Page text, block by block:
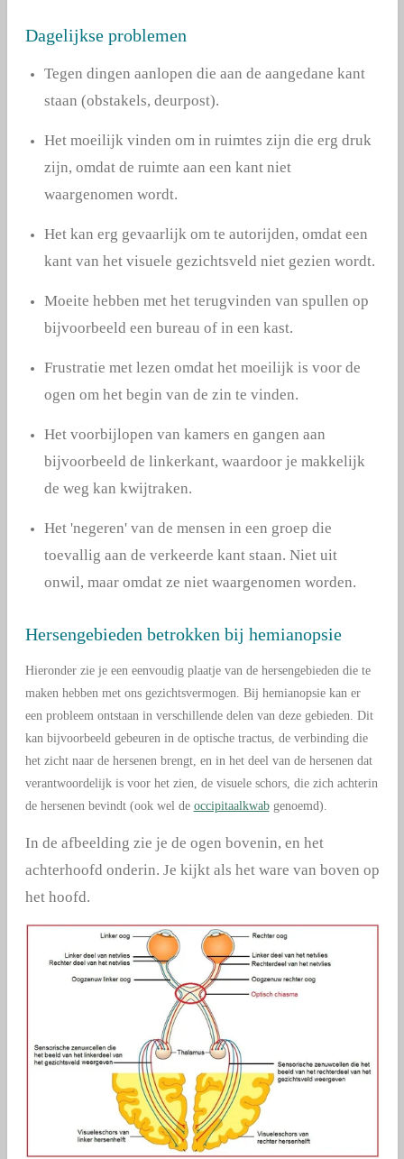
Dagelijkse problemen
Tegen dingen aanlopen die aan de aangedane kant
staan (obstakels, deurpost).
Het moeilijk vinden om in ruimtes zijn die erg druk
zijn, omdat de ruimte aan een kant niet
waargenomen wordt.
Het kan erg gevaarlijk om te autorijden, omdat een
kant van het visuele gezichtsveld niet gezien wordt.
Moeite hebben met het terugvinden van spullen op
bijvoorbeeld een bureau of in een kast.
Frustratie met lezen omdat het moeilijk is voor de
ogen om het begin van de zin te vinden.
Het voorbijlopen van kamers en gangen aan
bijvoorbeeld de linkerkant, waardoor je makkelijk
de weg kan kwijtraken.
Het 'negeren' van de mensen in een groep die
toevallig aan de verkeerde kant staan. Niet uit
onwil, maar omdat ze niet waargenomen worden.
Hersengebieden betrokken bij hemianopsie
Hieronder zie je een eenvoudig plaatje van de hersengebieden die te
maken hebben met ons gezichtsvermogen. Bij hemianopsie kan er
een probleem ontstaan in verschillende delen van deze gebieden. Dit
kan bijvoorbeeld gebeuren in de optische tractus, de verbinding die
het zicht naar de hersenen brengt, en in het deel van de hersenen dat
verantwoordelijk is voor het zien, de visuele schors, die zich achterin
de hersenen bevindt (ook wel de occipitaalkwabgenoemd).
In de afbeelding zie je de ogen bovenin, en het
achterhoofd onderin. Je kijkt als het ware van boven op
het hoofd.